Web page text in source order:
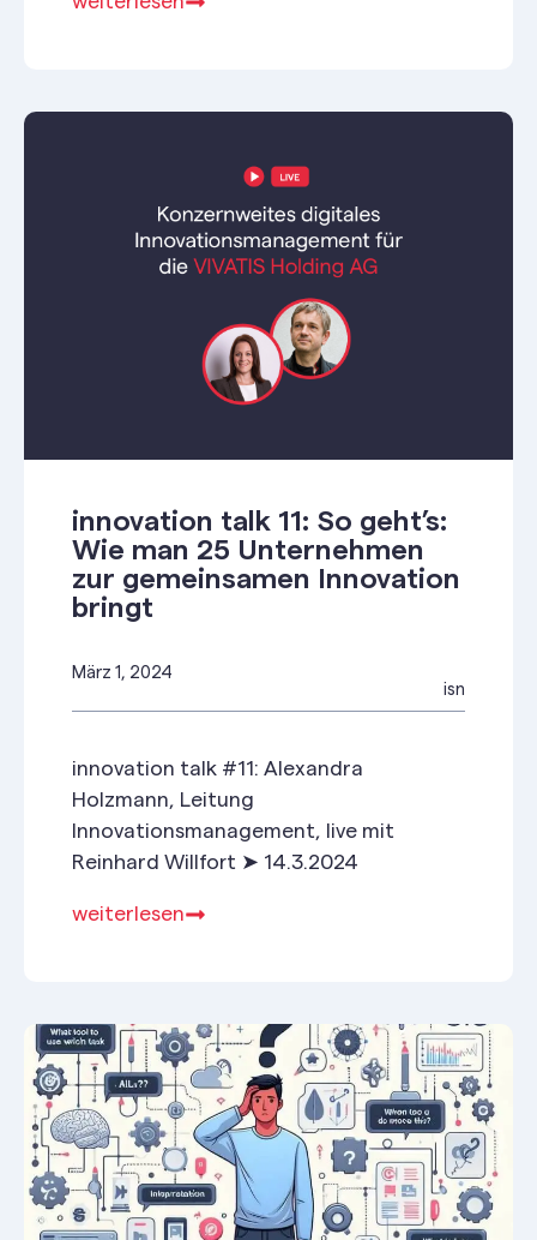
innovation talk 11: So geht’s:
Wie man 25 Unternehmen
zur gemeinsamen Innovation
bringt
März 1, 2024
isn
innovation talk #11: Alexandra
Holzmann, Leitung
Innovationsmanagement, live mit
Reinhard Willfort ➤ 14.3.2024
weiterlesen